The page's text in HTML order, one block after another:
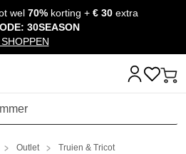
naar content
wel70% korting +€ 30 extra
30SEASON
Outlet Truien & Tricot